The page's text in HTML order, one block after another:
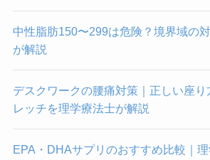
中性脂肪150〜299は危険？境界域の
が解説
デスクワークの腰痛対策｜正しい座り
レッチを理学療法士が解説
EPA・DHAサプリのおすすめ比較｜